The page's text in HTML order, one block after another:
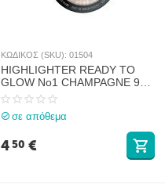
ΚΩΔΙΚΟΣ (SKU): 01504
HIGHLIGHTER READY TO
GLOW No1 CHAMPAGNE 9gr
FMU
σε απόθεμα
450 €